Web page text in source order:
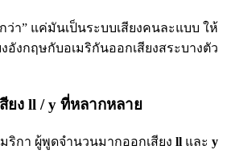
ว่า” แค่มันเป็นระบบเสียงคนละแบบ ให้
อังกฤษกับอเมริกันออกเสียงสระบางตัว
ยง ll / y ที่หลากหลาย
ริกา ผู้พูดจำนวนมากออกเสียง ll และ y